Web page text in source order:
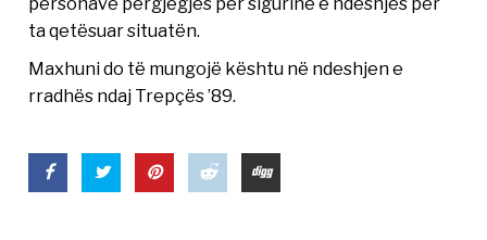
ta qetësuar situatën.
Maxhuni do të mungojë kështu në ndeshjen e
rradhës ndaj Trepçës ’89.